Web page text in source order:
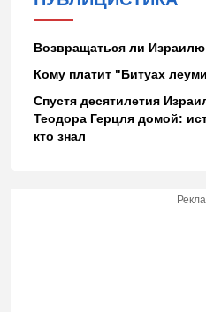
Возвращаться ли
Кому платит "Битуах
Спустя десятилетия
Теодора Герцля домой:
кто знал